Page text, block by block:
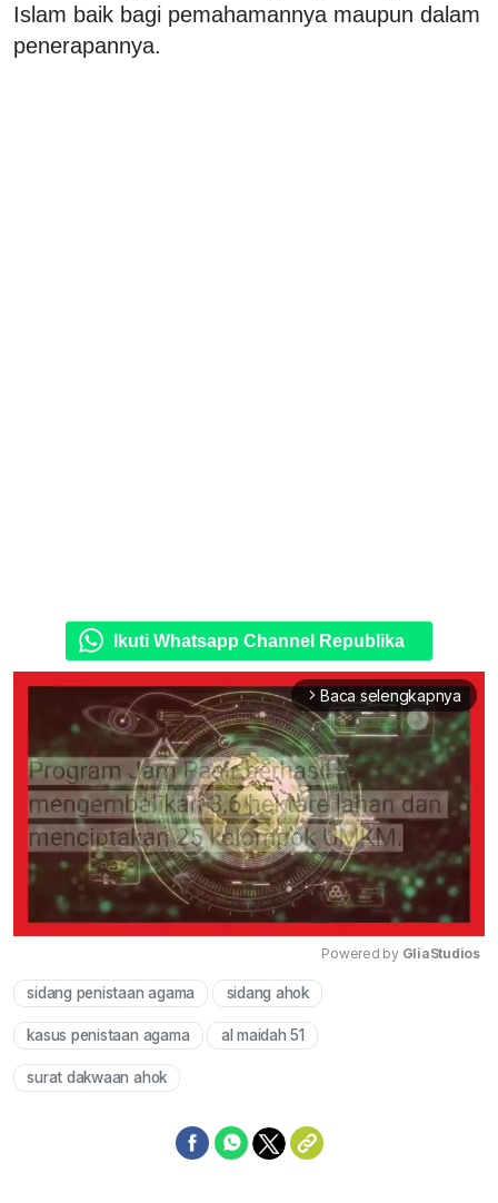
Islam baik bagi pemahamannya maupun dalam
penerapannya.
Ikuti Whatsapp Channel Republika
arrow_forward_ios Baca selengkapnya
Powered by GliaStudios
sidang penistaan agama sidang ahok
kasus penistaan agama al maidah 51
surat dakwaan ahok